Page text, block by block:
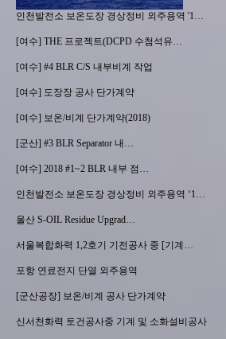
인천발전소 보온도장 경상정비 외주용역 '1…
[여수] THE 프로젝트(DCPD 수첨석유…
[여수] #4 BLR C/S 내부비계 작업
[여수] 도장장 공사 단가계약
[여수] 보온/비계 단가계약(2018)
[군산] #3 BLR Separator 내…
[여수] 2018 #1~2 BLR 내부 점…
인천발전소 보온도장 경상정비 외주용역 ‘1…
울산 S-OIL Residue Upgrad…
서울복합화력 1,2호기 기전공사 중 [기계…
포항 연료전지 단열 외주용역
[군산공장] 보온/비계 공사 단가계약
신서천화력 토건공사중 기계 및 소화설비공사